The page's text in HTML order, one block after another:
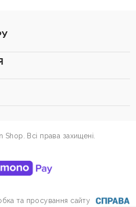
Всі права захищені.
та просування сайту